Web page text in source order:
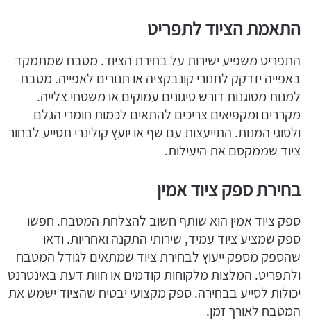
התאמת הציוד לתפריט
התפריט משפיע ישירות על בחירת הציוד. מטבח שמתמקד
באפייה יזדקק לתנורי קונבקציה או תנורים לאפייה. מטבח
למנות מטוגנות דורש טיגונים עמוקים או משטחי צלייה.
מקררים ומקפיאים צריכים להתאים לכמות חומרי הגלם
ולסוגי המנות. התייעצות עם שף או יועץ קולינרי תסייע לבחור
ציוד שממקסם את היעילות.
בחירת ספק ציוד אמין
ספק ציוד אמין הוא שותף חשוב להצלחת המטבח. חפשו
ספק שמציע ציוד עמיד, שירותי התקנה ואחריות. ודאו
שהספק מספק ייעוץ לבחירת ציוד שמתאים לגודל המטבח
ולתפריט. המלצות מלקוחות קודמים או חוות דעת באינטרנט
יכולות לסייע בבחירה. ספק מקצועי יבטיח שהציוד ישמש את
המטבח לאורך זמן.